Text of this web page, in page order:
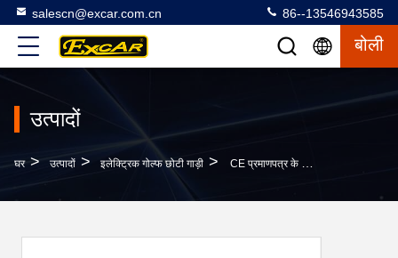
salescn@excar.com.cn 86--13546943585
बोली
उत्पादों
घर > उत्पादों > इलेक्ट्रिक गोल्फ छोटी गाड़ी > CE प्रमाणपत्र के साथ 48V बैटरी वोल्टेज और 1 सीट इलेक्ट्रिकल गोल्फ कार्ट